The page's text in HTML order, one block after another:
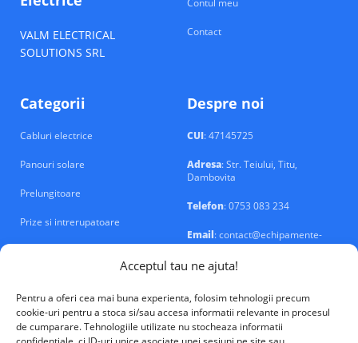
Acceptul tau ne ajuta!
Pentru a oferi cea mai buna experienta, folosim tehnologii precum
cookie-uri pentru a stoca si/sau accesa informatii relevante in procesul
de cumparare. Tehnologiile utilizate nu stocheaza informatii
VALM ELECTRICAL
SOLUTIONS SRL
Contul meu
Contact
Categorii
Cabluri electrice
Panouri solare
Prelungitoare
Prize si intrerupatoare
Despre noi
CUI: 47145725
Adresa: Str. Teiului, Titu,
Dambovita
Telefon: 0753 083 234
Email: contact@echipamente-
electrice.ro